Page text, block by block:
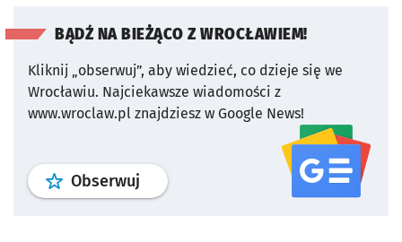
BĄDŹ NA BIEŻĄCO Z WROCŁAWIEM!
Kliknij „obserwuj”, aby wiedzieć, co dzieje się we
Wrocławiu. Najciekawsze wiadomości z
www.wroclaw.pl znajdziesz w Google News!
Obserwuj profil serwisu